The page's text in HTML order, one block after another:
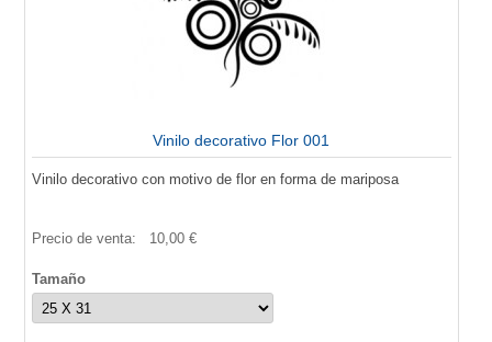
Vinilo decorativo Flor 001
Vinilo decorativo con motivo de flor en forma de mariposa
Precio de venta: 10,00 €
Tamaño